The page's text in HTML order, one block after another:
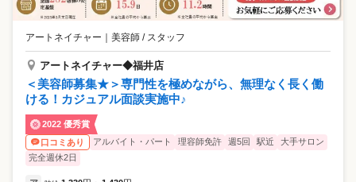
アートネイチャー ｜ 美容師 / スタッフ
アートネイチャー◆福井店
＜美容師募集★＞専門性を極めながら、無理なく長く働
ける！カジュアル面談実施中♪
2022 優秀賞
口コミあり
アルバイト・パート 理容師免許 週5回 駅近
大手サロン
完全週休2日